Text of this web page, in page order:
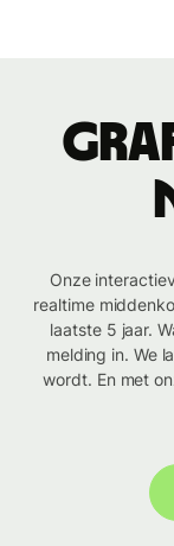
Onze
realtime
laatste 5 jaar.
melding in. We
wordt. En met